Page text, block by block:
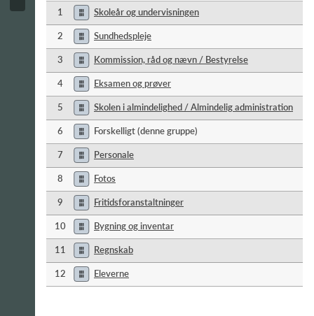
1 Skoleår og undervisningen
2 Sundhedspleje
3 Kommission, råd og nævn / Bestyrelse
4 Eksamen og prøver
5 Skolen i almindelighed / Almindelig administration
6 Forskelligt (denne gruppe)
7 Personale
8 Fotos
9 Fritidsforanstaltninger
10 Bygning og inventar
11 Regnskab
12 Eleverne